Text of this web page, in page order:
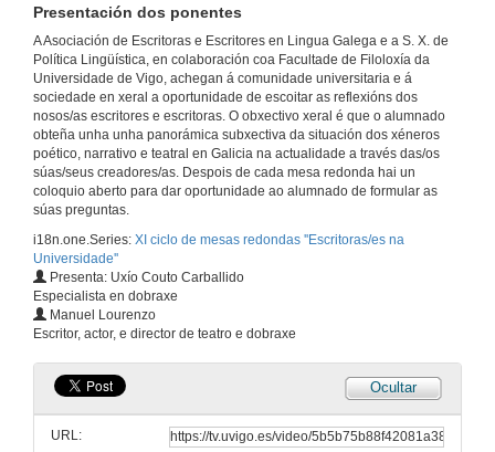
Presentación dos ponentes
A Asociación de Escritoras e Escritores en Lingua Galega e a S. X. de
Política Lingüística, en colaboración coa Facultade de Filoloxía da
Universidade de Vigo, achegan á comunidade universitaria e á
sociedade en xeral a oportunidade de escoitar as reflexións dos
nosos/as escritores e escritoras. O obxectivo xeral é que o alumnado
obteña unha unha panorámica subxectiva da situación dos xéneros
poético, narrativo e teatral en Galicia na actualidade a través das/os
súas/seus creadores/as. Despois de cada mesa redonda hai un
coloquio aberto para dar oportunidade ao alumnado de formular as
súas preguntas.
i18n.one.Series: XI ciclo de mesas redondas ''Escritoras/es na
Universidade''
Presenta: Uxío Couto Carballido
Especialista en dobraxe
Manuel Lourenzo
Escritor, actor, e director de teatro e dobraxe
Ocultar
URL:
Teoría de Contrarios
26 de set. de 2016
26 de set. de 2016
26 de set. de 2016
Presentación Poesía ou performance?
Presentación das poñentes
5 de out. de 2016